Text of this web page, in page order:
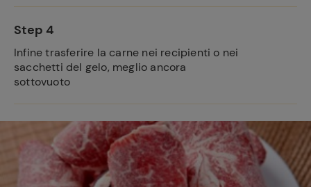
Step 4
Infine trasferire la carne nei recipienti o nei
sacchetti del gelo, meglio ancora
sottovuoto